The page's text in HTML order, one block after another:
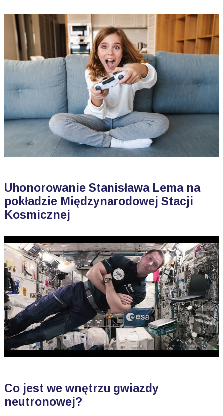
Uhonorowanie Stanisława Lema na
pokładzie Międzynarodowej Stacji
Kosmicznej
Co jest we wnętrzu gwiazdy
neutronowej?